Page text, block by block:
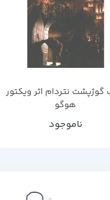
گوژپشت نتردام اثر ویکتور
هوگو
ناموجود